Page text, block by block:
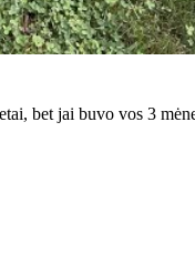
bet jai buvo vos 3